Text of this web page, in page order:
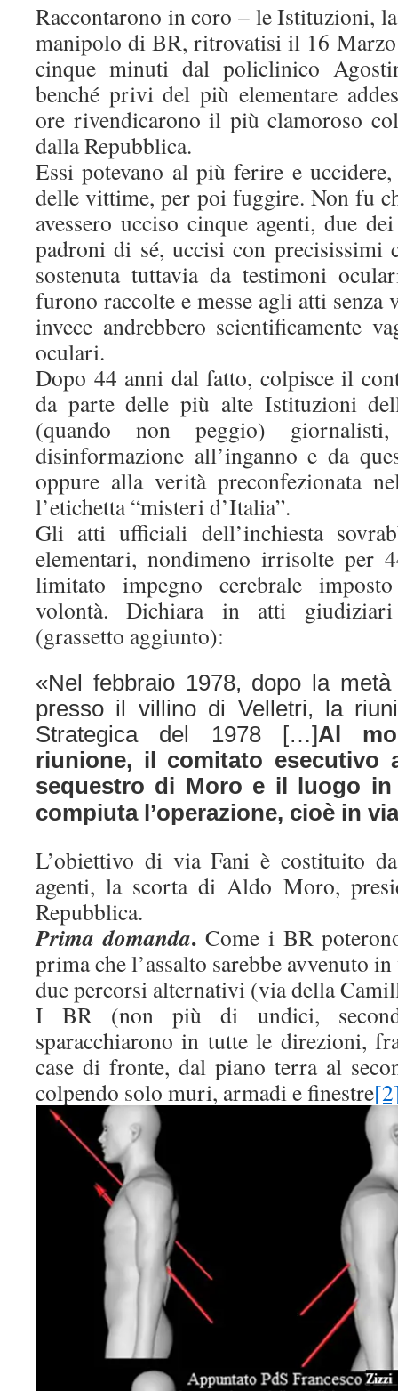
Raccontarono in coro – le Istituzioni,
manipolo di BR, ritrovatisi il 16 Marzo
cinque minuti dal policlinico
benché privi del più elementare
ore rivendicarono il più clamoroso
dalla Repubblica.
Essi potevano al più ferire e
delle vittime, per poi fuggire. Non fu
avessero ucciso cinque agenti, due
padroni di sé, uccisi con precisissimi
sostenuta tuttavia da testimoni
furono raccolte e messe agli atti senza
invece andrebbero scientificamente
oculari.
Dopo 44 anni dal fatto, colpisce il
da parte delle più alte Istituzioni
(quando non peggio)
disinformazione all’inganno e da
oppure alla verità preconfezionata
l’etichetta “misteri d’Italia”.
Gli atti ufficiali dell’inchiesta
elementari, nondimeno irrisolte per
limitato impegno cerebrale
volontà. Dichiara in atti
(grassetto aggiunto):
«Nel febbraio 1978, dopo la
presso il villino di Velletri, la
Strategica del 1978 […]Al
riunione, il comitato esecutivo
sequestro di Moro e il luogo in
compiuta l’operazione, cioè in
L’obiettivo di via Fani è costituito
agenti, la scorta di Aldo Moro,
Repubblica.
Prima domanda. Come i BR
prima che l’assalto sarebbe avvenuto
due percorsi alternativi (via della
I BR (non più di undici,
sparacchiarono in tutte le direzioni,
case di fronte, dal piano terra al
colpendo solo muri, armadi e finestre